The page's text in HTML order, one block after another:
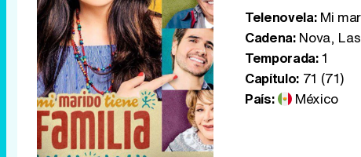
Telenovela:Mi
Cadena:Nova,
Temporada:1
Capítulo:71 (71)
País:
México